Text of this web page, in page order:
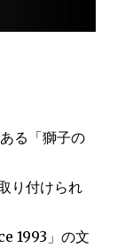
る「獅子の
り付けられ
1993」の文